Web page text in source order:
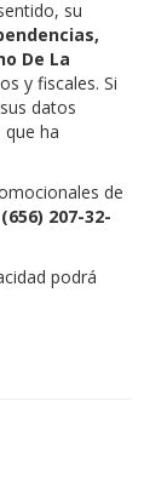
su
De La
y fiscales. Si
datos
ha
de
(656) 207-32-
podrá